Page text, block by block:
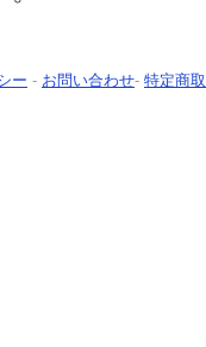
ー - お問い合わせ- 特定商